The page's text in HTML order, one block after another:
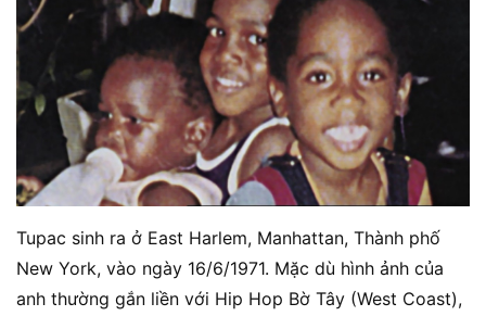
Tupac sinh ra ở East Harlem, Manhattan, Thành phố
New York, vào ngày 16/6/1971. Mặc dù hình ảnh của
anh thường gắn liền với Hip Hop Bờ Tây (West Coast),